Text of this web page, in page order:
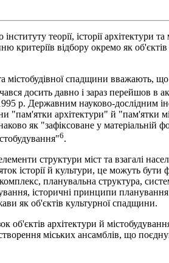
теорії, історії архітектури
критеріїв відбору окремо як
містобудівної спадщини вважають,
досить давно і зараз перейшов в
р. Державним науково-дослідним
"пам'ятки архітектури" й "пам'ятки
як "зафіксоване у матеріальній
6.
структури міст та взагалі
історії й культури, це можуть бути
планувальна структура,
історичні принципи планування
як об'єктів культурної спадщини.
об'єктів архітектури й
створення міських ансамблів, що